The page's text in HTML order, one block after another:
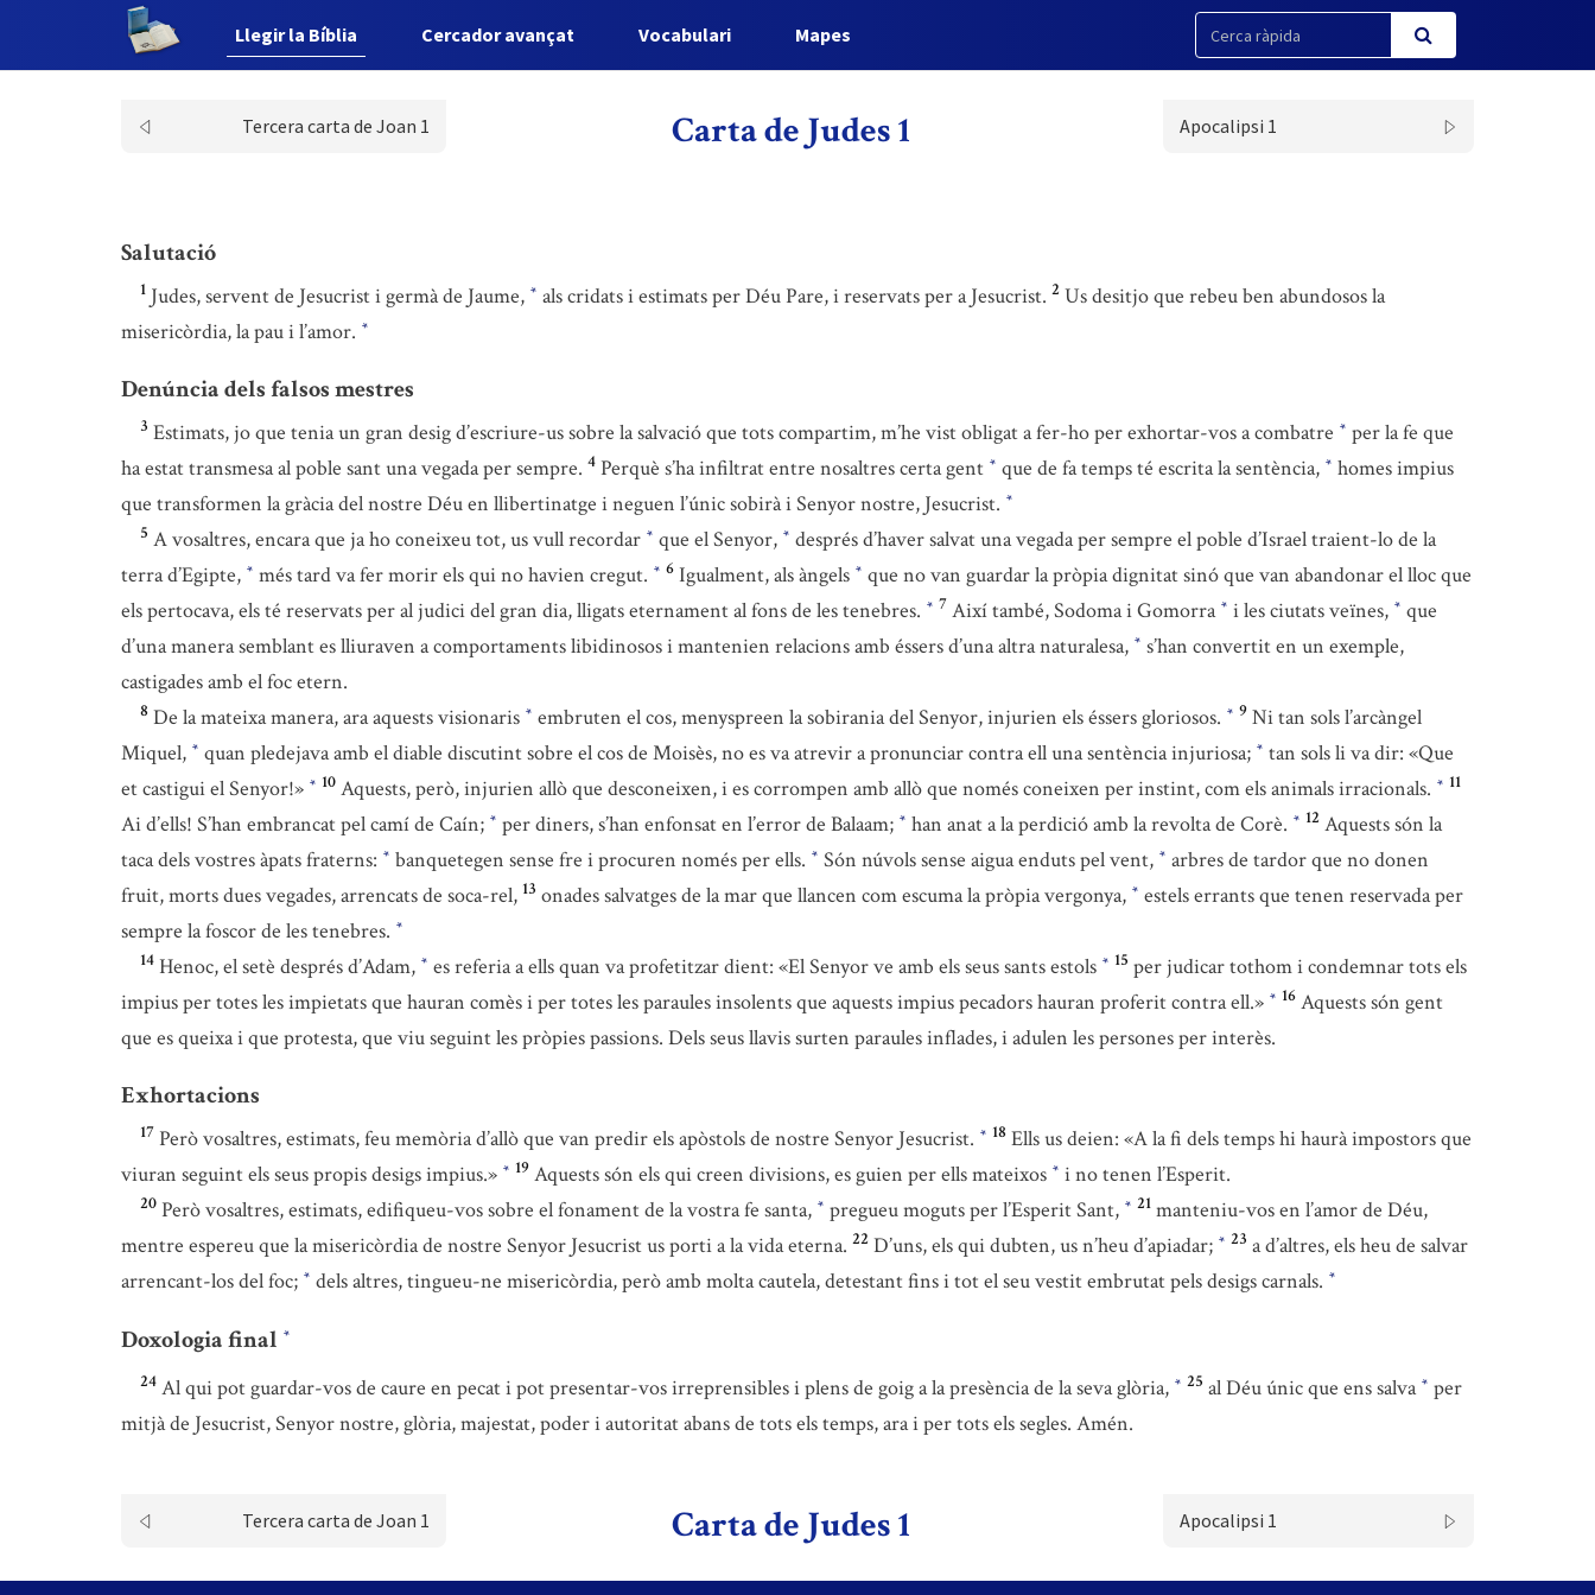
Llegir la Bíblia Cercador avançat Vocabulari Mapes
Tercera carta de Joan 1 Carta de Judes 1 Apocalipsi 1
Salutació
1 Judes, servent de Jesucrist i germà de Jaume, * als cridats i estimats per Déu Pare, i reservats per a Jesucrist. 2 Us desitjo que rebeu ben abundosos la
misericòrdia, la pau i l’amor. *
Denúncia dels falsos mestres
3 Estimats, jo que tenia un gran desig d’escriure-us sobre la salvació que tots compartim, m’he vist obligat a fer-ho per exhortar-vos a combatre * per la fe que
ha estat transmesa al poble sant una vegada per sempre. 4 Perquè s’ha infiltrat entre nosaltres certa gent * que de fa temps té escrita la sentència, * homes impius
que transformen la gràcia del nostre Déu en llibertinatge i neguen l’únic sobirà i Senyor nostre, Jesucrist. *
5 A vosaltres, encara que ja ho coneixeu tot, us vull recordar * que el Senyor, * després d’haver salvat una vegada per sempre el poble d’Israel traient-lo de la
terra d’Egipte, * més tard va fer morir els qui no havien cregut. * 6 Igualment, als àngels * que no van guardar la pròpia dignitat sinó que van abandonar el lloc que
els pertocava, els té reservats per al judici del gran dia, lligats eternament al fons de les tenebres. * 7 Així també, Sodoma i Gomorra * i les ciutats veïnes, * que
d’una manera semblant es lliuraven a comportaments libidinosos i mantenien relacions amb éssers d’una altra naturalesa, * s’han convertit en un exemple,
castigades amb el foc etern.
8 De la mateixa manera, ara aquests visionaris * embruten el cos, menyspreen la sobirania del Senyor, injurien els éssers gloriosos. * 9 Ni tan sols l’arcàngel
Miquel, * quan pledejava amb el diable discutint sobre el cos de Moisès, no es va atrevir a pronunciar contra ell una sentència injuriosa; * tan sols li va dir: «Que
et castigui el Senyor!» * 10 Aquests, però, injurien allò que desconeixen, i es corrompen amb allò que només coneixen per instint, com els animals irracionals. * 11
Ai d’ells! S’han embrancat pel camí de Caín; * per diners, s’han enfonsat en l’error de Balaam; * han anat a la perdició amb la revolta de Corè. * 12 Aquests són la
taca dels vostres àpats fraterns: * banquetegen sense fre i procuren només per ells. * Són núvols sense aigua enduts pel vent, * arbres de tardor que no donen
fruit, morts dues vegades, arrencats de soca-rel, 13 onades salvatges de la mar que llancen com escuma la pròpia vergonya, * estels errants que tenen reservada per
sempre la foscor de les tenebres. *
14 Henoc, el setè després d’Adam, * es referia a ells quan va profetitzar dient: «El Senyor ve amb els seus sants estols * 15 per judicar tothom i condemnar tots els
impius per totes les impietats que hauran comès i per totes les paraules insolents que aquests impius pecadors hauran proferit contra ell.» * 16 Aquests són gent
que es queixa i que protesta, que viu seguint les pròpies passions. Dels seus llavis surten paraules inflades, i adulen les persones per interès.
Exhortacions
17 Però vosaltres, estimats, feu memòria d’allò que van predir els apòstols de nostre Senyor Jesucrist. * 18 Ells us deien: «A la fi dels temps hi haurà impostors que
viuran seguint els seus propis desigs impius.» * 19 Aquests són els qui creen divisions, es guien per ells mateixos * i no tenen l’Esperit.
20 Però vosaltres, estimats, edifiqueu-vos sobre el fonament de la vostra fe santa, * pregueu moguts per l’Esperit Sant, * 21 manteniu-vos en l’amor de Déu,
mentre espereu que la misericòrdia de nostre Senyor Jesucrist us porti a la vida eterna. 22 D’uns, els qui dubten, us n’heu d’apiadar; * 23 a d’altres, els heu de salvar
arrencant-los del foc; * dels altres, tingueu-ne misericòrdia, però amb molta cautela, detestant fins i tot el seu vestit embrutat pels desigs carnals. *
Doxologia final *
24 Al qui pot guardar-vos de caure en pecat i pot presentar-vos irreprensibles i plens de goig a la presència de la seva glòria, * 25 al Déu únic que ens salva * per
mitjà de Jesucrist, Senyor nostre, glòria, majestat, poder i autoritat abans de tots els temps, ara i per tots els segles. Amén.
Tercera carta de Joan 1 Carta de Judes 1 Apocalipsi 1